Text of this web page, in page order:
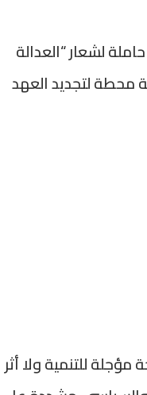
فاتح ماي 2026، رسالة نضالية حاملة لشعار “العدالة
محطة لتجديد العهد
مؤجلة للتنمية ولا أثر